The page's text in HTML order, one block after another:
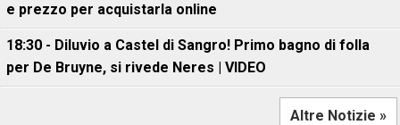
e prezzo per acquistarla online
18:30 - Diluvio a Castel di Sangro! Primo bagno di folla
per De Bruyne, si rivede Neres | VIDEO
Altre Notizie »